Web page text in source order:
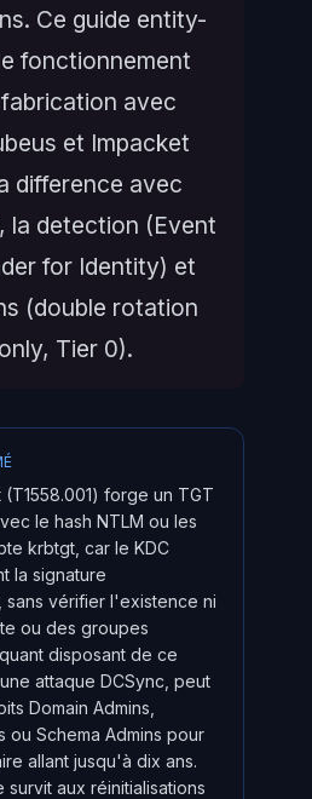
Ce guide entity-
fonctionnement
avec
et Impacket
difference avec
la detection (Event
for Identity) et
(double rotation
Tier 0).
forge un TGT
le hash NTLM ou les
krbtgt, car le KDC
la signature
vérifier l'existence ni
ou des groupes
disposant de ce
attaque DCSync, peut
Domain Admins,
ou Schema Admins pour
allant jusqu'à dix ans.
survit aux réinitialisations